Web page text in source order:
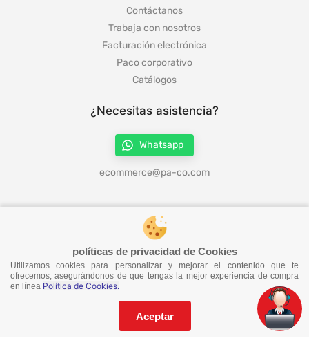
políticas de privacidad de Cookies
Utilizamos cookies para personalizar y mejorar el contenido que te
ofrecemos, asegurándonos de que tengas la mejor experiencia de compra
en línea Política de Cookies.
Aceptar
Contáctanos
Trabaja con nosotros
Facturación electrónica
Paco corporativo
Catálogos
¿Necesitas asistencia?
Whatsapp
ecommerce@pa-co.com
¡No te pierdas nuestras ofertas!